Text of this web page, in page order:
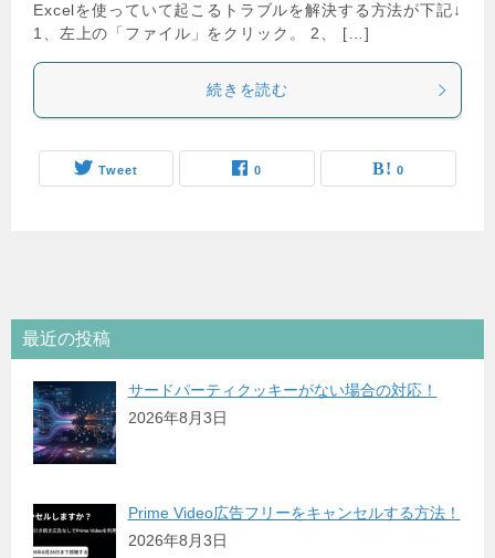
Excelを使っていて起こるトラブルを解決する方法が下記↓
1、左上の「ファイル」をクリック。 2、 […]
続きを読む
Tweet 0 0
最近の投稿
サードパーティクッキーがない場合の対応！
2026年8月3日
Prime Video広告フリーをキャンセルする方法！
2026年8月3日